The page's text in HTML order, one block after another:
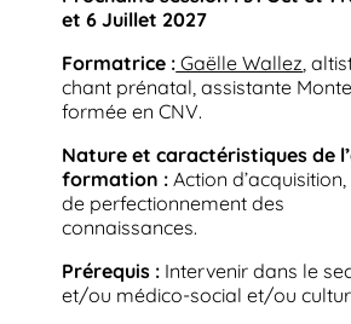
et 6 Juillet 2027
Formatrice : Gaëlle Wallez ,
chant prénatal, assistante
formée en CNV.
Nature et caractéristiques de
formation : Action
de perfectionnement des
connaissances.
Prérequis : Intervenir dans le
et/ou médico-social et/ou